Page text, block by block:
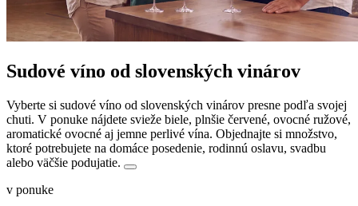
Sudové víno od slovenských vinárov
Vyberte si sudové víno od slovenských vinárov presne podľa svojej
chuti. V ponuke nájdete svieže biele, plnšie červené, ovocné ružové,
aromatické ovocné aj jemne perlivé vína. Objednajte si množstvo,
ktoré potrebujete na domáce posedenie, rodinnú oslavu, svadbu
alebo väčšie podujatie.
v ponuke